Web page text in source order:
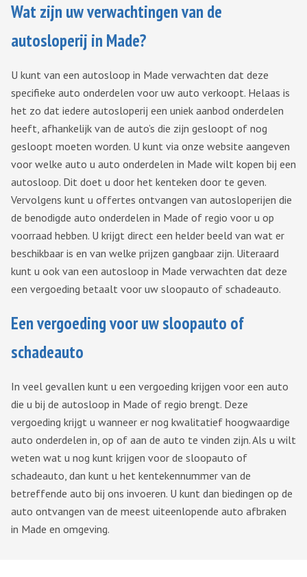
Wat zijn uw verwachtingen van de
autosloperij in Made?
U kunt van een autosloop in Made verwachten dat deze
specifieke auto onderdelen voor uw auto verkoopt. Helaas is
het zo dat iedere autosloperij een uniek aanbod onderdelen
heeft, afhankelijk van de auto’s die zijn gesloopt of nog
gesloopt moeten worden. U kunt via onze website aangeven
voor welke auto u auto onderdelen in Made wilt kopen bij een
autosloop. Dit doet u door het kenteken door te geven.
Vervolgens kunt u offertes ontvangen van autosloperijen die
de benodigde auto onderdelen in Made of regio voor u op
voorraad hebben. U krijgt direct een helder beeld van wat er
beschikbaar is en van welke prijzen gangbaar zijn. Uiteraard
kunt u ook van een autosloop in Made verwachten dat deze
een vergoeding betaalt voor uw sloopauto of schadeauto.
Een vergoeding voor uw sloopauto of
schadeauto
In veel gevallen kunt u een vergoeding krijgen voor een auto
die u bij de autosloop in Made of regio brengt. Deze
vergoeding krijgt u wanneer er nog kwalitatief hoogwaardige
auto onderdelen in, op of aan de auto te vinden zijn. Als u wilt
weten wat u nog kunt krijgen voor de sloopauto of
schadeauto, dan kunt u het kentekennummer van de
betreffende auto bij ons invoeren. U kunt dan biedingen op de
auto ontvangen van de meest uiteenlopende auto afbraken
in Made en omgeving.